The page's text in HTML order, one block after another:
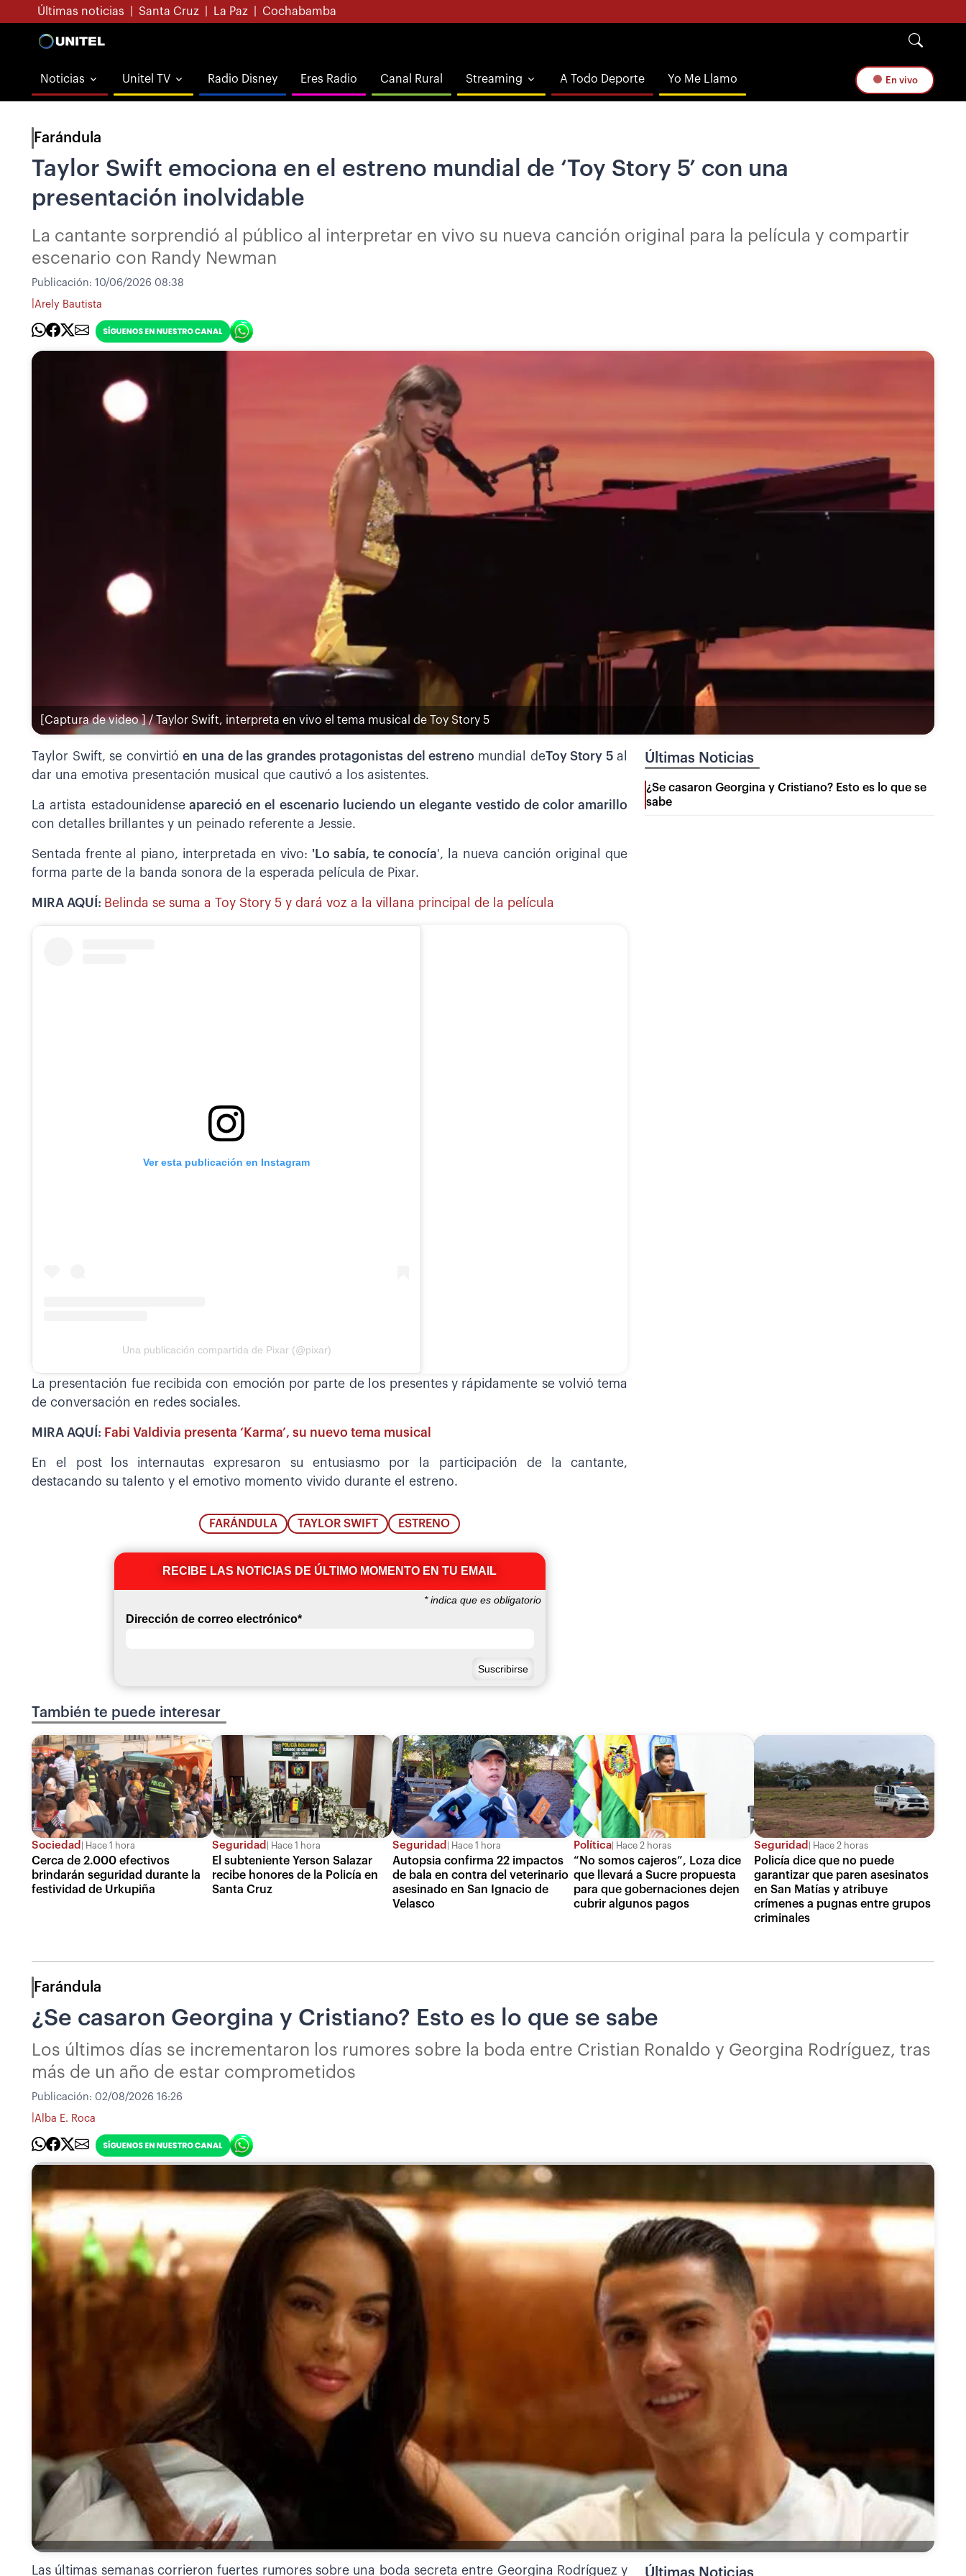
Últimas noticias Santa Cruz La Paz Cochabamba
Noticias Unitel TV Radio Disney Eres Radio Canal Rural Streaming A Todo Deporte Yo Me Llamo En vivo
Farándula
Taylor Swift emociona en el estreno mundial de ‘Toy Story 5’ con una
presentación inolvidable
La cantante sorprendió al público al interpretar en vivo su nueva canción original para la película y compartir
escenario con Randy Newman
Publicación: 10/06/2026 08:38
Arely Bautista
[Captura de video ] / Taylor Swift, interpreta en vivo el tema musical de Toy Story 5
Taylor Swift, se convirtióen una de las grandes protagonistas del estreno mundial deToy Story 5al
dar una emotiva presentación musical que cautivó a los asistentes.
La artista estadounidenseapareció en el escenario luciendo un elegante vestido de color amarillo
con detalles brillantes y un peinado referente a Jessie.
Sentada frente al piano, interpretada en vivo: 'Lo sabía, te conocía', la nueva canción original que
forma parte de la banda sonora de la esperada película de Pixar.
MIRA AQUÍ: Belinda se suma a Toy Story 5 y dará voz a la villana principal de la película
Ver esta publicación en Instagram
Una publicación compartida de Pixar (@pixar)
La presentación fue recibida con emoción por parte de los presentes y rápidamente se volvió tema
de conversación en redes sociales.
MIRA AQUÍ: Fabi Valdivia presenta ‘Karma’, su nuevo tema musical
En el post los internautas expresaron su entusiasmo por la participación de la cantante,
destacando su talento y el emotivo momento vivido durante el estreno.
FARÁNDULA TAYLOR SWIFT ESTRENO
RECIBE LAS NOTICIAS DE ÚLTIMO MOMENTO EN TU EMAIL
*indica que es obligatorio
Dirección de correo electrónico*
Últimas Noticias
¿Se casaron Georgina y Cristiano? Esto es lo que se
sabe
También te puede interesar
Sociedad Hace 1 hora
Cerca de 2.000 efectivos
brindarán seguridad durante la
festividad de Urkupiña
Seguridad Hace 1 hora
El subteniente Yerson Salazar
recibe honores de la Policía en
Santa Cruz
Seguridad Hace 1 hora
Autopsia confirma 22 impactos
de bala en contra del veterinario
asesinado en San Ignacio de
Velasco
Política Hace 2 horas
“No somos cajeros”, Loza dice
que llevará a Sucre propuesta
para que gobernaciones dejen
cubrir algunos pagos
Seguridad Hace 2 horas
Policía dice que no puede
garantizar que paren asesinatos
en San Matías y atribuye
crímenes a pugnas entre grupos
criminales
Farándula
¿Se casaron Georgina y Cristiano? Esto es lo que se sabe
Los últimos días se incrementaron los rumores sobre la boda entre Cristian Ronaldo y Georgina Rodríguez, tras
más de un año de estar comprometidos
Publicación: 02/08/2026 16:26
Alba E. Roca
Las últimas semanas corrieron fuertes rumores sobre una boda secreta entre Georgina Rodríguez y Últimas Noticias